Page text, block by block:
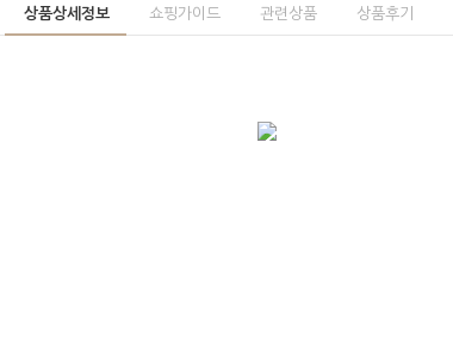
상품상세정보 쇼핑가이드 관련상품 상품후기